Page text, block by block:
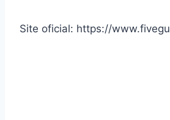
Site oficial: https://